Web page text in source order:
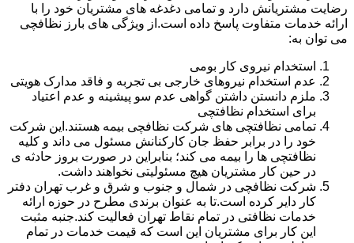
رضایت مشتریانش دارد و تمامی دغدغه های مشتریان خود را با
ارائه خدمات متفاوت پاسخ داده است.از ویژگی های بارز نظافچی
می توان به:
استخدام نیروی کار بومی
عدم استخدام نیروهای خارجی بی تجربه و فاقد مدارک هویتی
ملزم دانستن داشتن گواهی عدم سو پیشینه و عدم اعتیاد
برای استخدام نظافتچی
تمامی نظافتچی های شرکت نظافچی بیمه هستند.این شرکت
خود را در برابر حفظ جان کارکنانش مسئول می داند و کلیه
نظافتچی ها را بیمه می کند؛ بنابراین در صورت بروز حادثه ی
در حین کار مشتریان هیچ مسئولیتی نخواهند داشت.
شرکت نظافچی در شمال و جنوب و شرق و غرب تهران دفتر
کار دایر کرده است.تا به عنوان برندی مطرح در حوزه ارائه
خدمات نظافتی در تمام نقاط تهران فعالیت کند.جنبه مثبت
این کار برای مشتریان این است که قیمت خدمات در تمام